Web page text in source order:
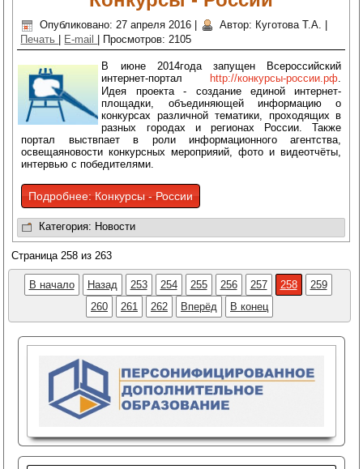
Опубликовано: 27 апреля 2016 Автор: Куготова Т.А.
Печать | E-mail | Просмотров: 2105
В июне 2014года запущен Всероссийский
интернет-портал http://конкурсы-россии.рф
Идея проекта - создание единой интернет-
площадки, объединяющей информацию о
конкурсах различной тематики, проходящих в
разных городах и регионах России. Также
портал выствпает в роли информационного агентства,
освещаяновости конкурсных мероприяий, фото и видеотчёты,
интервью с победителями.
Подробнее: Конкурсы - России
Категория: Новости
Страница 258 из 263
В начало Назад 253 254 255 256 257 258
259
260
261 262 Вперёд В конец